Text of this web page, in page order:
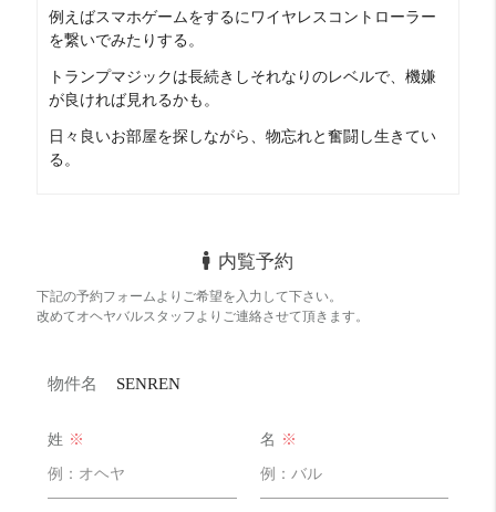
天王寺が好きな人には良い場所ですよ
コンセプトで設計されたそうです
まず35㎡超えというゆったりワンルーム
スポットライトも装備されていて雰囲気も良いです
お風呂もゆったり+浴室乾燥に追い炊き機能付き
雨の日や下着を干すのにルームハンガーがあったり
こんなお部屋にペットと暮らせるって
『洗練されたシングルライフを演出する』という
例えばスマホゲームをするにワイヤレスコントローラー
を繋いでみたりする。
トランプマジックは長続きしそれなりのレベルで、機嫌
が良ければ見れるかも。
日々良いお部屋を探しながら、物忘れと奮闘し生きてい
る。
内覧予約
下記の予約フォームよりご希望を入力して下さい。
改めてオヘヤバルスタッフよりご連絡させて頂きます。
物件名 SENREN
姓 ※ 名 ※